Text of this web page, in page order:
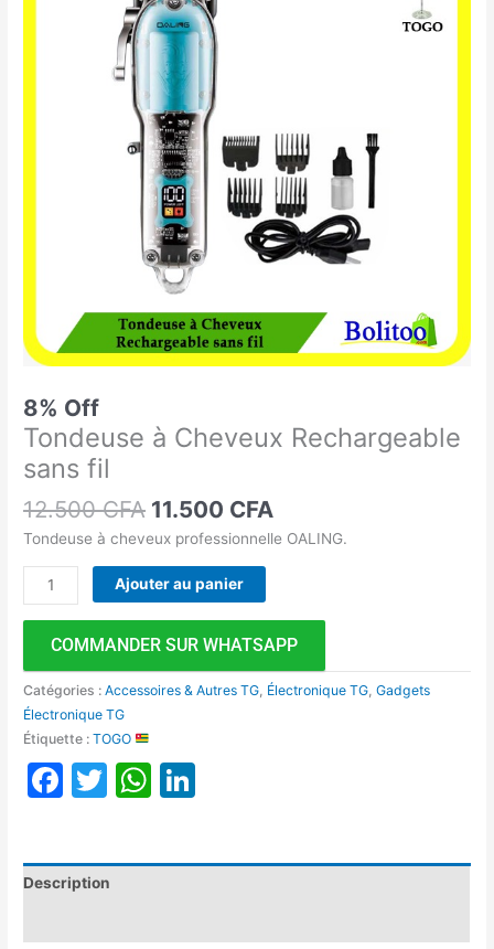
8% Off
Tondeuse à Cheveux Rechargeable
sans fil
12.500CFA
12.500 CFA.
11.500 CFA
11.500 CFA.
Tondeuse à cheveux professionnelle OALING.
Rechargeable
Ajouter au panier
COMMANDER SUR WHATSAPP
Catégories :Accessoires & Autres TG Électronique TG ,Gadgets
Électronique TG
Étiquette :TOGO
Facebook
TwitterWhatsApp
Description